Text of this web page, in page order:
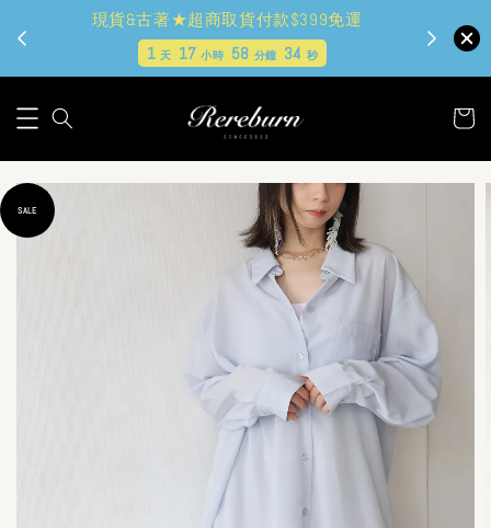
現貨&古著★超商取貨付款$399免運
1天 17小時 58 分鐘 33 秒
SALE